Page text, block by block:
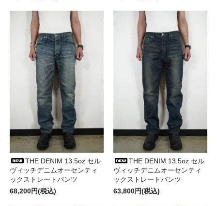
THE DENIM 13.5oz セル
ヴィッチデニムオーセンティ
ックストレートパンツ
68,200円(税込)
THE DENIM 13.5oz セル
ヴィッチデニムオーセンティ
ックストレートパンツ
63,800円(税込)